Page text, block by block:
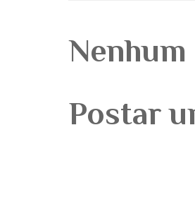
Postar